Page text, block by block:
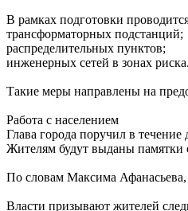
В рамках подготовки
трансформаторных подстанций;
распределительных пунктов;
инженерных сетей в зонах риска.
Такие меры направлены на
Работа с населением
Глава города поручил в
Жителям будут выданы памятки
По словам Максима Афанасьева,
Власти призывают жителей